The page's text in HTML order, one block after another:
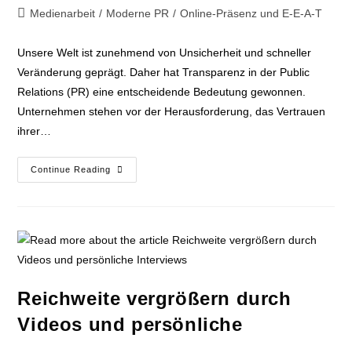
Medienarbeit / Moderne PR / Online-Präsenz und E-E-A-T
Unsere Welt ist zunehmend von Unsicherheit und schneller
Veränderung geprägt. Daher hat Transparenz in der Public
Relations (PR) eine entscheidende Bedeutung gewonnen.
Unternehmen stehen vor der Herausforderung, das Vertrauen
ihrer…
Continue Reading
Reichweite vergrößern durch
Videos und persönliche